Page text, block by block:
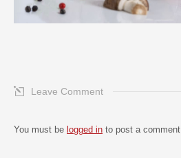
Leave Comment
You must be logged in to post a comment.